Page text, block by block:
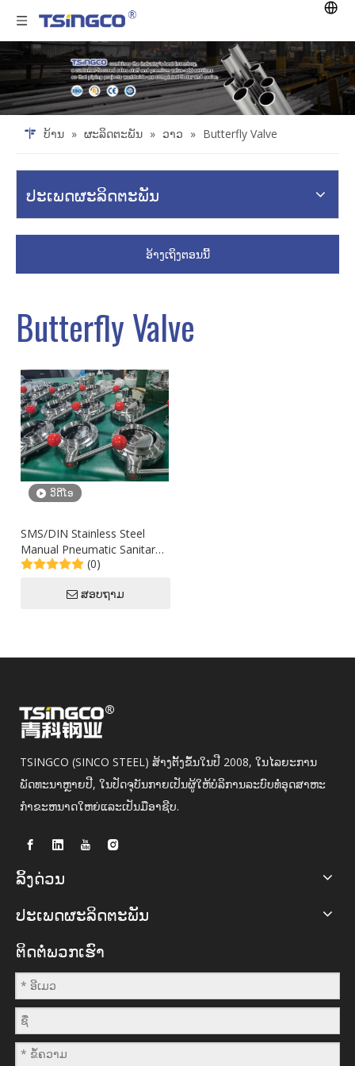
ບ້ານ » ຜະລິດຕະພັນ » ວາວ » Butterfly Valve
ປະເພດຜະລິດຕະພັນ
ອ້າງເຖິງຕອນນີ້
Butterfly Valve
ວິດີໂອ
SMS/DIN Stainless Steel
Manual Pneumatic Sanitary
10 Inch DN200 Butterfly
(0)
ສອບຖາມ
TSINGCO (SINCO STEEL) ສ້າງຕັ້ງຂຶ້ນໃນປີ 2008, ໃນໄລຍະການ
ພັດທະນາຫຼາຍປີ, ໃນປັດຈຸບັນກາຍເປັນຜູ້ໃຫ້ບໍລິການລະບົບທໍ່ອຸດສາຫະ
ກໍາຂະຫນາດໃຫຍ່ແລະເປັນມືອາຊີບ.
ລິ້ງດ່ວນ
ປະເພດຜະລິດຕະພັນ
ຕິດຕໍ່ພວກເຮົາ